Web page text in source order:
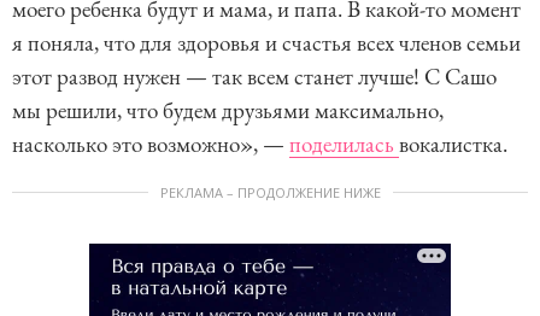
моего ребенка будут и мама, и папа. В какой-то момент
я поняла, что для здоровья и счастья всех членов семьи
этот развод нужен — так всем станет лучше! С Сашо
мы решили, что будем друзьями максимально,
насколько это возможно», — поделилась вокалистка.
РЕКЛАМА – ПРОДОЛЖЕНИЕ НИЖЕ